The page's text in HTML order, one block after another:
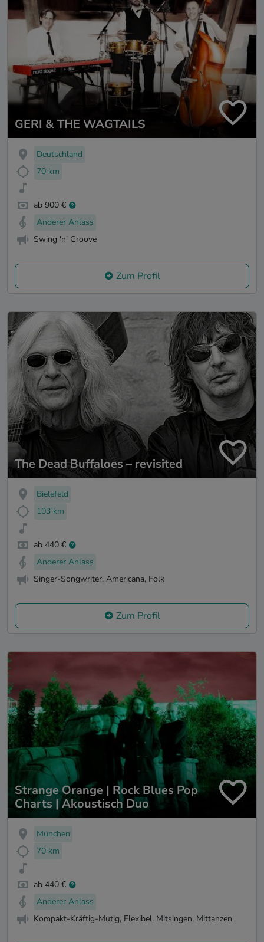
GERI & THE WAGTAILS
Deutschland
70 km
ab 900 €
Anderer Anlass
Swing 'n' Groove
Zum Profil
The Dead Buffaloes – revisited
Bielefeld
103 km
ab 440 €
Anderer Anlass
Singer-Songwriter, Americana, Folk
Zum Profil
Strange Orange | Rock Blues Pop
Charts | Akoustisch Duo
München
70 km
ab 440 €
Anderer Anlass
Kompakt-Kräftig-Mutig, Flexibel, Mitsingen, Mittanzen